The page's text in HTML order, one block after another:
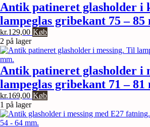
Antik patineret glasholder i
lampeglas gribekant 75 – 85
kr.129,00 Køb
2 på lager
Antik patineret glasholder i
lampeglas gribekant 71 – 81
kr.169,00 Køb
1 på lager